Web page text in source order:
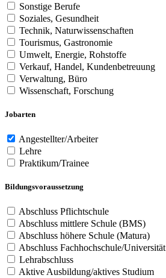
Sonstige Berufe
Soziales, Gesundheit
Technik, Naturwissenschaften
Tourismus, Gastronomie
Umwelt, Energie, Rohstoffe
Verkauf, Handel, Kundenbetreuung
Verwaltung, Büro
Wissenschaft, Forschung
Jobarten
Angestellter/Arbeiter
Lehre
Praktikum/Trainee
Bildungsvoraussetzung
Abschluss Pflichtschule
Abschluss mittlere Schule (BMS)
Abschluss höhere Schule (Matura)
Abschluss Fachhochschule/Universität
Lehrabschluss
Aktive Ausbildung/aktives Studium